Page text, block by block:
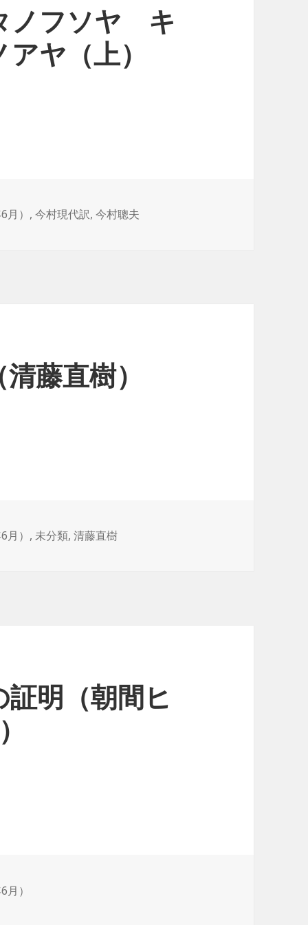
ノフソヤ キ
ヤ（上）
） ,今村現代訳,今村聰夫
藤直樹）
） ,未分類,清藤直樹
明（朝間ヒ
）